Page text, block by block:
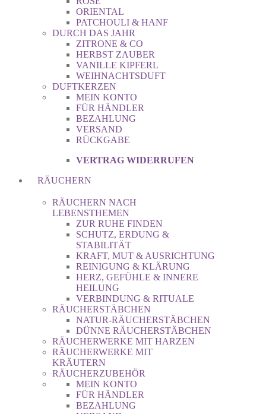
ORIENTAL
PATCHOULI & HANF
DURCH DAS JAHR
ZITRONE & CO
HERBST ZAUBER
VANILLE KIPFERL
WEIHNACHTSDUFT
DUFTKERZEN
MEIN KONTO
FÜR HÄNDLER
BEZAHLUNG
VERSAND
RÜCKGABE
VERTRAG WIDERRUFEN
RÄUCHERN
RÄUCHERN NACH
LEBENSTHEMEN
ZUR RUHE FINDEN
SCHUTZ, ERDUNG &
STABILITÄT
KRAFT, MUT & AUSRICHTUNG
REINIGUNG & KLÄRUNG
HERZ, GEFÜHLE & INNERE
HEILUNG
VERBINDUNG & RITUALE
RÄUCHERSTÄBCHEN
NATUR-RÄUCHERSTÄBCHEN
DÜNNE RÄUCHERSTÄBCHEN
RÄUCHERWERKE MIT HARZEN
RÄUCHERWERKE MIT
KRÄUTERN
RÄUCHERZUBEHÖR
MEIN KONTO
FÜR HÄNDLER
BEZAHLUNG